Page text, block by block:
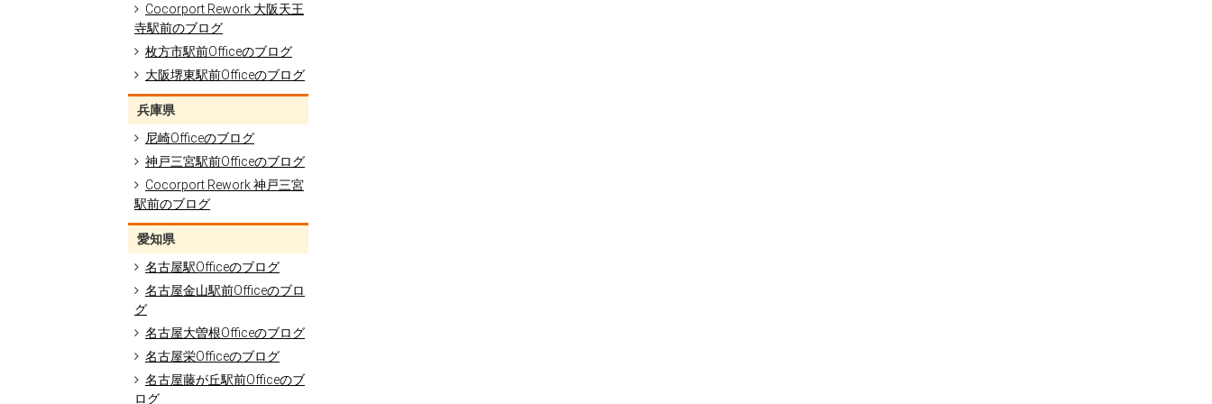
Cocorport Rework 大阪天王
寺駅前のブログ
枚方市駅前Officeのブログ
大阪堺東駅前Officeのブログ
兵庫県
尼崎Officeのブログ
神戸三宮駅前Officeのブログ
Cocorport Rework 神戸三宮
駅前のブログ
愛知県
名古屋駅Officeのブログ
名古屋金山駅前Officeのブロ
グ
名古屋大曽根Officeのブログ
名古屋栄Officeのブログ
名古屋藤が丘駅前Officeのブ
ログ